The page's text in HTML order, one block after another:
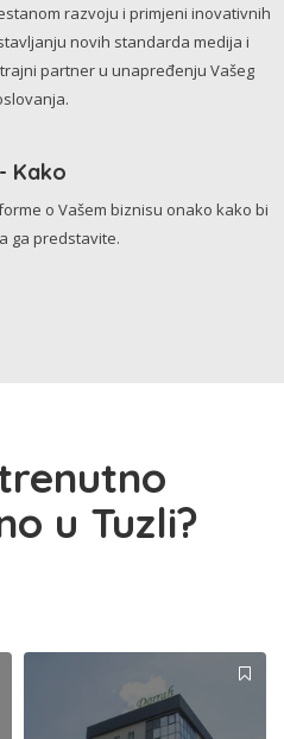
razvoju i primjeni inovativnih
novih standarda medija i
partner u unapređenju Vašeg
Kako
o Vašem biznisu onako kako bi
ga predstavite.
u Tuzli?